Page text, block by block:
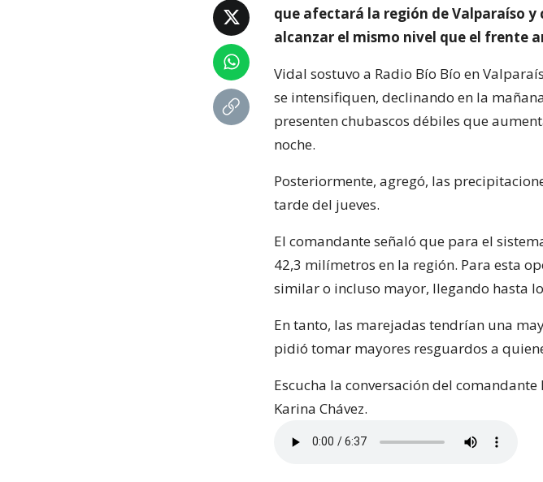
que afectará la región de Valparaíso
alcanzar el mismo nivel que el frente
Vidal sostuvo a Radio Bío Bío en
se intensifiquen, declinando en la
presenten chubascos débiles que
noche.
Posteriormente, agregó, las
tarde del jueves.
El comandante señaló que para el
42,3 milímetros en la región. Para esta
similar o incluso mayor, llegando hasta
En tanto, las marejadas tendrían una
pidió tomar mayores resguardos a
Escucha la conversación del
Karina Chávez.